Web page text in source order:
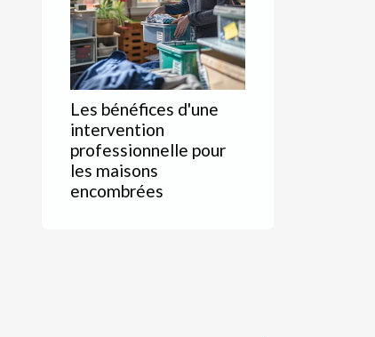
Les bénéfices d'une
intervention
professionnelle pour
les maisons
encombrées